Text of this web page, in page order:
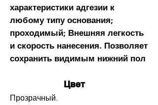
характеристики адгезии к
любому типу основания;
проходимый; Внешняя легкость
и скорость нанесения. Позволяет
сохранить видимым нижний пол
Цвет
Прозрачный.